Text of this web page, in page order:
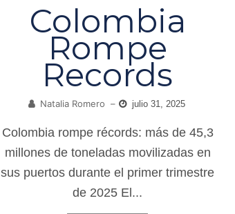
Colombia
Rompe
Records
Natalia Romero – julio 31, 2025
Colombia rompe récords: más de 45,3
millones de toneladas movilizadas en
sus puertos durante el primer trimestre
de 2025 El...